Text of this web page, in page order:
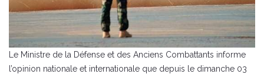
Le Ministre de la Défense et des Anciens Combattants informe
l’opinion nationale et internationale que depuis le dimanche 03